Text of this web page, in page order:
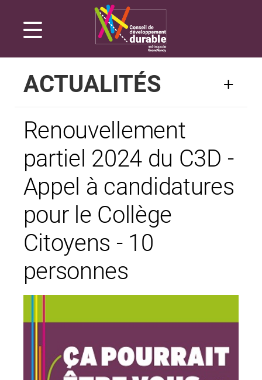
Gestion de vos préférences sur les cookies
ACTUALITÉS
Renouvellement
partiel 2024 du C3D -
Appel à candidatures
pour le Collège
Citoyens - 10
personnes